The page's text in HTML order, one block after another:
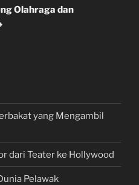
Olahraga dan
yang Mengambil
dari Teater ke Hollywood
Pelawak